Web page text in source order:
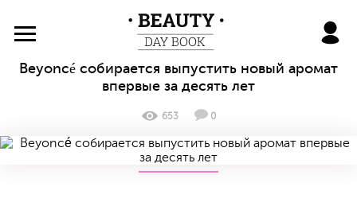
BeautyDayBook
Beyoncé собирается выпустить новый аромат
впервые за десять лет
653 0